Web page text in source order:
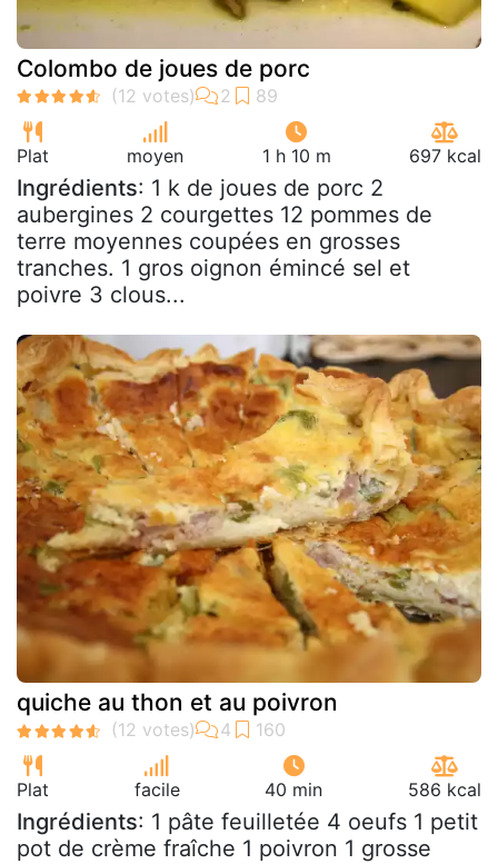
Colombo de joues de porc
Plat moyen 1 h 10 m 697 kcal
Ingrédients: 1 k de joues de porc 2
aubergines 2 courgettes 12 pommes de
terre moyennes coupées en grosses
tranches. 1 gros oignon émincé sel et
poivre 3 clous...
quiche au thon et au poivron
Plat facile 40 min 586 kcal
Ingrédients: 1 pâte feuilletée 4 oeufs 1 petit
pot de crème fraîche 1 poivron 1 grosse